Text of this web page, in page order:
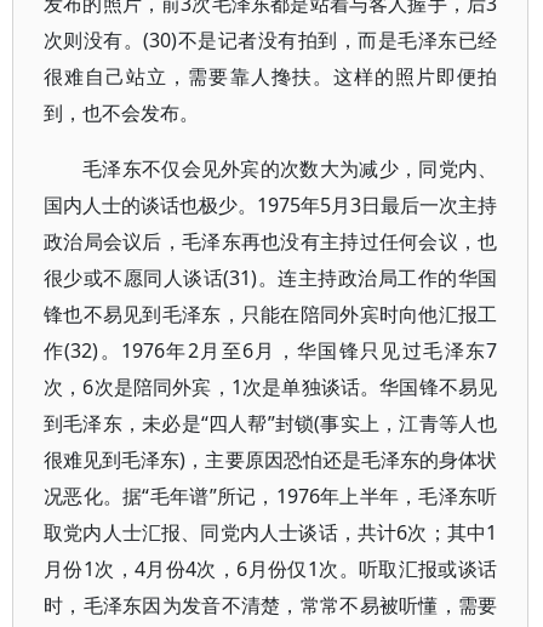
次则没有。(30)不是记者没有拍到，而是毛泽东已经
很难自己站立，需要靠人搀扶。这样的照片即便拍
到，也不会发布。
毛泽东不仅会见外宾的次数大为减少，同党内、
国内人士的谈话也极少。1975年5月3日最后一次主持
政治局会议后，毛泽东再也没有主持过任何会议，也
很少或不愿同人谈话(31)。连主持政治局工作的华国
锋也不易见到毛泽东，只能在陪同外宾时向他汇报工
作(32)。1976年2月至6月，华国锋只见过毛泽东7
次，6次是陪同外宾，1次是单独谈话。华国锋不易见
到毛泽东，未必是“四人帮”封锁(事实上，江青等人也
很难见到毛泽东)，主要原因恐怕还是毛泽东的身体状
况恶化。据“毛年谱”所记，1976年上半年，毛泽东听
取党内人士汇报、同党内人士谈话，共计6次；其中1
月份1次，4月份4次，6月份仅1次。听取汇报或谈话
时，毛泽东因为发音不清楚，常常不易被听懂，需要